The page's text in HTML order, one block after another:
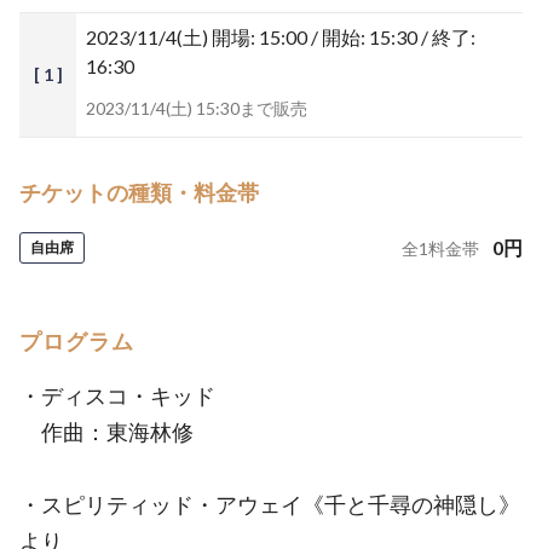
[ 1 ]
2023/11/4(土) 開場: 15:00 / 開始: 15:30 / 終了:
16:30
2023/11/4(土) 15:30まで販売
チケットの種類・料金帯
自由席 全1料金帯 0円
プログラム
・ディスコ・キッド
作曲：東海林修
・スピリティッド・アウェイ《千と千尋の神隠し》
より